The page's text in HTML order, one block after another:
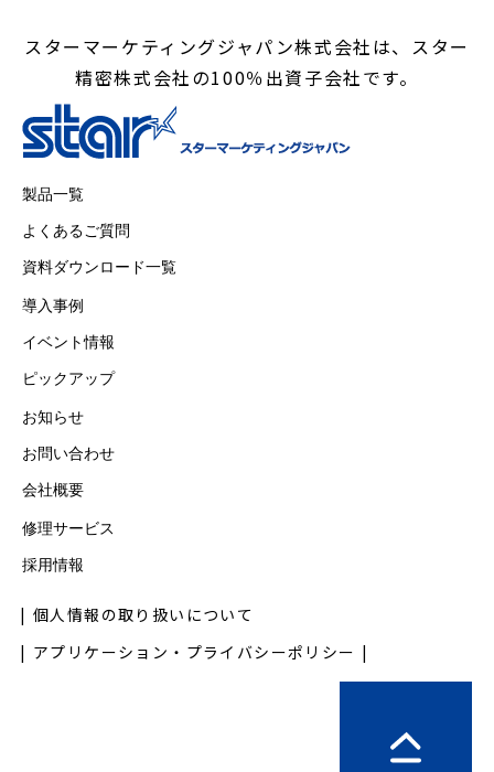
スターマーケティングジャパン株式会社は、スター
精密株式会社の100％出資子会社です。
製品一覧
よくあるご質問
資料ダウンロード一覧
導入事例
イベント情報
ピックアップ
お知らせ
お問い合わせ
会社概要
修理サービス
採用情報
個人情報の取り扱いについて
アプリケーション・プライバシーポリシー